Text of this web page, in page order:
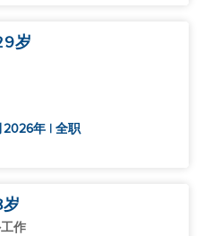
岁
2026年 | 全职
岁
作